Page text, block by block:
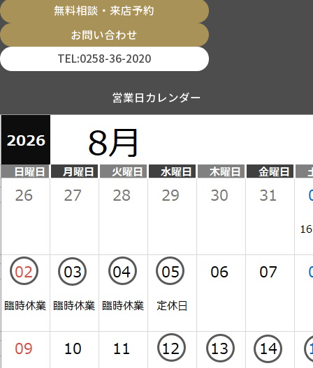
無料相談・来店予約
お問い合わせ
TEL:0258-36-2020
営業日カレンダー